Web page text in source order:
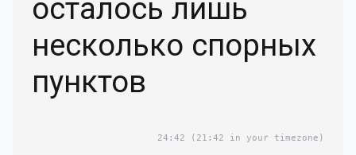
осталось лишь
несколько спорных
пунктов
24:42 (21:42 in your timezone)